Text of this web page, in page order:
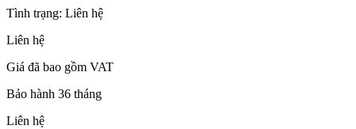
Tình trạng: Liên hệ
Liên hệ
Giá đã bao gồm VAT
Bảo hành 36 tháng
Liên hệ